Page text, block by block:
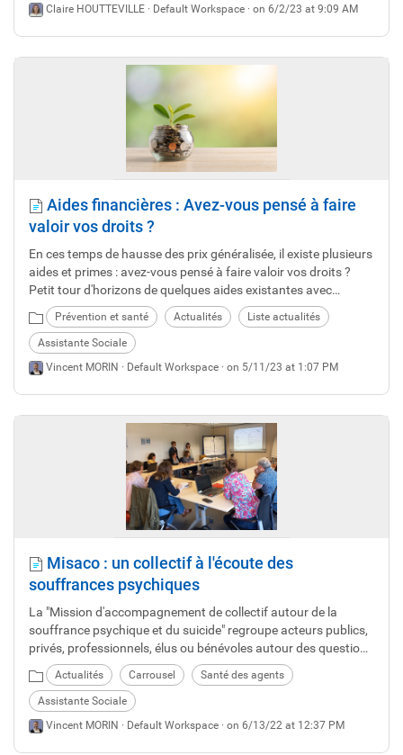
Claire HOUTTEVILLE · Default Workspace · on 6/2/23 at 9:09 AM
Aides financières : Avez-vous pensé à faire
valoir vos droits ?
En ces temps de hausse des prix généralisée, il existe plusieurs
aides et primes : avez-vous pensé à faire valoir vos droits ?
Petit tour d'horizons de quelques aides existantes avec
l'assistante sociale du travail du CDG.
Prévention et santé Actualités Liste actualités
Assistante Sociale
Vincent MORIN · Default Workspace · on 5/11/23 at 1:07 PM
Misaco : un collectif à l'écoute des
souffrances psychiques
La "Mission d'accompagnement de collectif autour de la
souffrance psychique et du suicide" regroupe acteurs publics,
privés, professionnels, élus ou bénévoles autour des questions
de la souffrance psychique et du suicide. Le CDG 22, via son
assistante sociale mutualisée, accueillait le 10 juin plusieurs
membres pour une journée de travail.
Actualités Carrousel Santé des agents
Assistante Sociale
Vincent MORIN · Default Workspace · on 6/13/22 at 12:37 PM